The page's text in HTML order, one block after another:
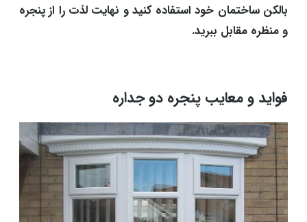
بالکن ساختمان خود استفاده کنید و نهایت لذت را از پنجره
و منظره مقابل ببرید.
فواید و معایب پنجره دو جداره